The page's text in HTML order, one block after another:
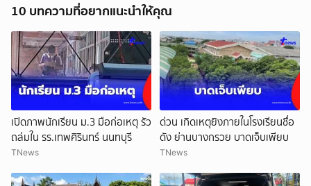
10 บทความที่อยากแนะนำให้คุณ
เปิดภาพนักเรียน ม.3 มือก่อเหตุ รัว
ถล่มใน รร.เทพศิรินทร์ นนทบุรี
TNews
ด่วน เกิดเหตุยิงภายในโรงเรียนชื่อ
ดัง ย่านบางกรวย บาดเจ็บเพียบ
TNews